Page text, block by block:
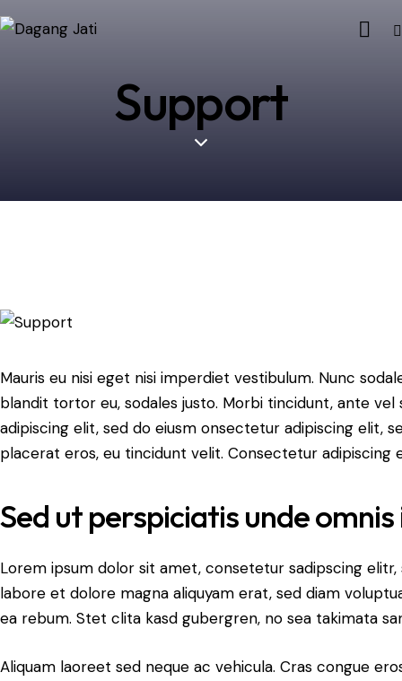
Support
Mauris eu nisi eget nisi imperdiet vestibulum. Nunc
blandit tortor eu, sodales justo. Morbi tincidunt, ante
adipiscing elit, sed do eiusm onsectetur adipiscing elit,
placerat eros, eu tincidunt velit. Consectetur adipiscing
Sed ut perspiciatis unde
Lorem ipsum dolor sit amet, consetetur sadipscing
labore et dolore magna aliquyam erat, sed diam
ea rebum. Stet clita kasd gubergren, no sea takimata
Aliquam laoreet sed neque ac vehicula. Cras congue